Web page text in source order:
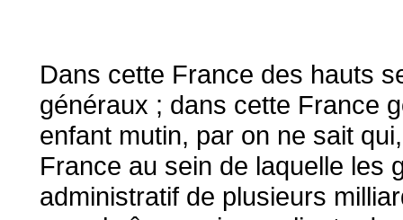
Dans cette France des hauts
généraux ; dans cette France
enfant mutin, par on ne sait
France au sein de laquelle les
administratif de plusieurs